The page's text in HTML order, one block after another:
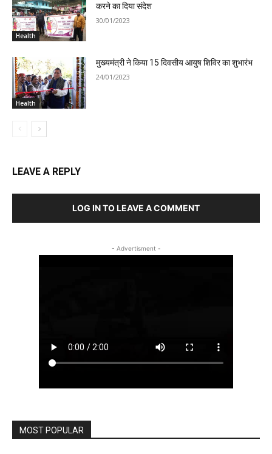
Health
करने का दिया संदेश
30/01/2023
Health
मुख्यमंत्री ने किया 15 दिवसीय आयुष शिविर का शुभारंभ
24/01/2023
LEAVE A REPLY
LOG IN TO LEAVE A COMMENT
- Advertisment -
MOST POPULAR